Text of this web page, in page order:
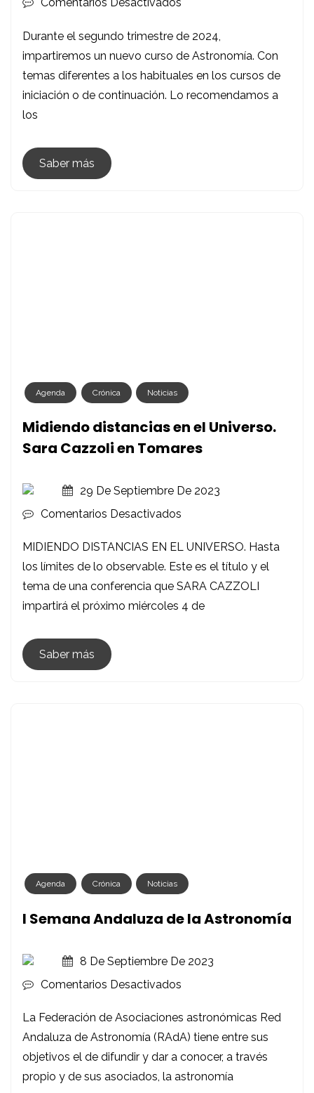
Comentarios Desactivados
De
Astronomía.
Te
Acercamos
Durante el segundo trimestre de 2024,
impartiremos un nuevo curso de Astronomía. Con
temas diferentes a los habituales en los cursos de
iniciación o de continuación. Lo recomendamos a
los
Saber más
Agenda Crónica Noticias
Midiendo distancias en el Universo.
Sara Cazzoli en Tomares
29 De Septiembre De 2023
Comentarios Desactivados
Distancias
En
El
Universo.
MIDIENDO DISTANCIAS EN EL UNIVERSO. Hasta
los límites de lo observable. Este es el título y el
tema de una conferencia que SARA CAZZOLI
impartirá el próximo miércoles 4 de
Saber más
Agenda Crónica Noticias
I Semana Andaluza de la Astronomía
8 De Septiembre De 2023
Comentarios Desactivados
Semana
Andaluza
De
La
La Federación de Asociaciones astronómicas Red
Andaluza de Astronomía (RAdA) tiene entre sus
objetivos el de difundir y dar a conocer, a través
propio y de sus asociados, la astronomía